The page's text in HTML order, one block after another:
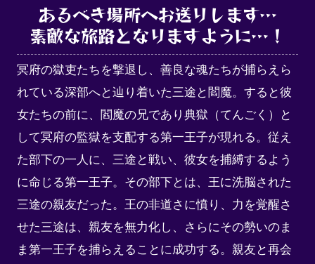
あるべき場所へお送りします…
素敵な旅路となりますように…！
冥府の獄吏たちを撃退し、善良な魂たちが捕らえら
れている深部へと辿り着いた三途と閻魔。すると彼
女たちの前に、閻魔の兄であり典獄（てんごく）と
して冥府の監獄を支配する第一王子が現れる。従え
た部下の一人に、三途と戦い、彼女を捕縛するよう
に命じる第一王子。その部下とは、王に洗脳された
三途の親友だった。王の非道さに憤り、力を覚醒さ
せた三途は、親友を無力化し、さらにその勢いのま
ま第一王子を捕らえることに成功する。親友と再会